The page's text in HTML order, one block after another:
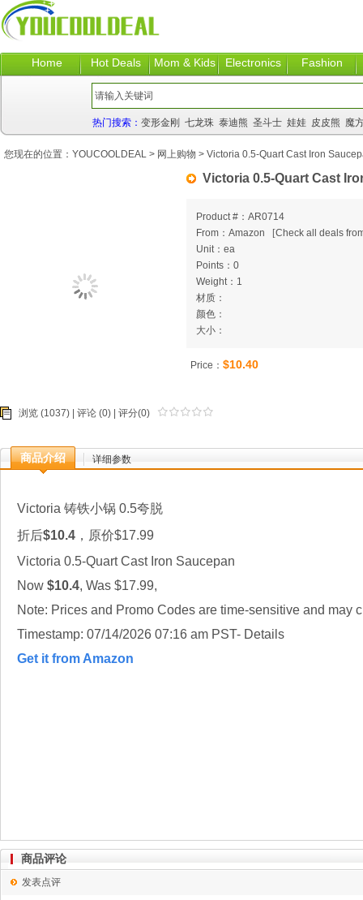
Home Hot Deals Mom & Kids Electronics Fashion
热门搜索： 变形金刚 七龙珠 泰迪熊 圣斗士 娃娃 皮皮熊 魔
Victoria 0.5-Quart Cast
Product #：AR0714
From：Amazon
[Check all deals
Unit：ea
Points：0
Weight：1
材质：
颜色：
大小：
Price： $10.40
浏览 (1037) | 评论 (0) | 评分(0)
商品介绍 详细参数
Victoria 铸铁小锅 0.5夸脱
折后$10.4 ，原价$17.99
Victoria 0.5-Quart Cast Iron Saucepan
Now $10.4, Was $17.99,
Note: Prices and Promo Codes are time-sensitive and may
Timestamp: 07/14/2026 07:16 am PST- Details
Get it from Amazon
您现在的位置： YOUCOOLDEAL > 网上购物 > Victoria 0.5-Quart Cast Iron
商品评论
发表点评